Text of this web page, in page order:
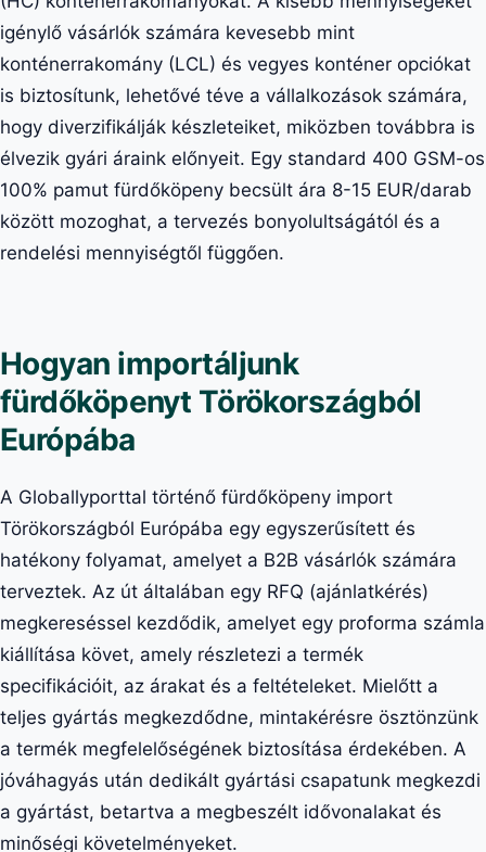
igénylő vásárlók számára kevesebb mint
konténerrakomány (LCL) és vegyes konténer opciókat
is biztosítunk, lehetővé téve a vállalkozások számára,
hogy diverzifikálják készleteiket, miközben továbbra is
élvezik gyári áraink előnyeit. Egy standard 400 GSM-os
100% pamut fürdőköpeny becsült ára 8-15 EUR/darab
között mozoghat, a tervezés bonyolultságától és a
rendelési mennyiségtől függően.
Hogyan importáljunk
fürdőköpenyt Törökországból
Európába
A Globallyporttal történő fürdőköpeny import
Törökországból Európába egy egyszerűsített és
hatékony folyamat, amelyet a B2B vásárlók számára
terveztek. Az út általában egy RFQ (ajánlatkérés)
megkereséssel kezdődik, amelyet egy proforma számla
kiállítása követ, amely részletezi a termék
specifikációit, az árakat és a feltételeket. Mielőtt a
teljes gyártás megkezdődne, mintakérésre ösztönzünk
a termék megfelelőségének biztosítása érdekében. A
jóváhagyás után dedikált gyártási csapatunk megkezdi
a gyártást, betartva a megbeszélt idővonalakat és
minőségi követelményeket.